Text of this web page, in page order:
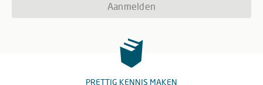
Aanmelden
PRETTIG KENNIS MAKEN